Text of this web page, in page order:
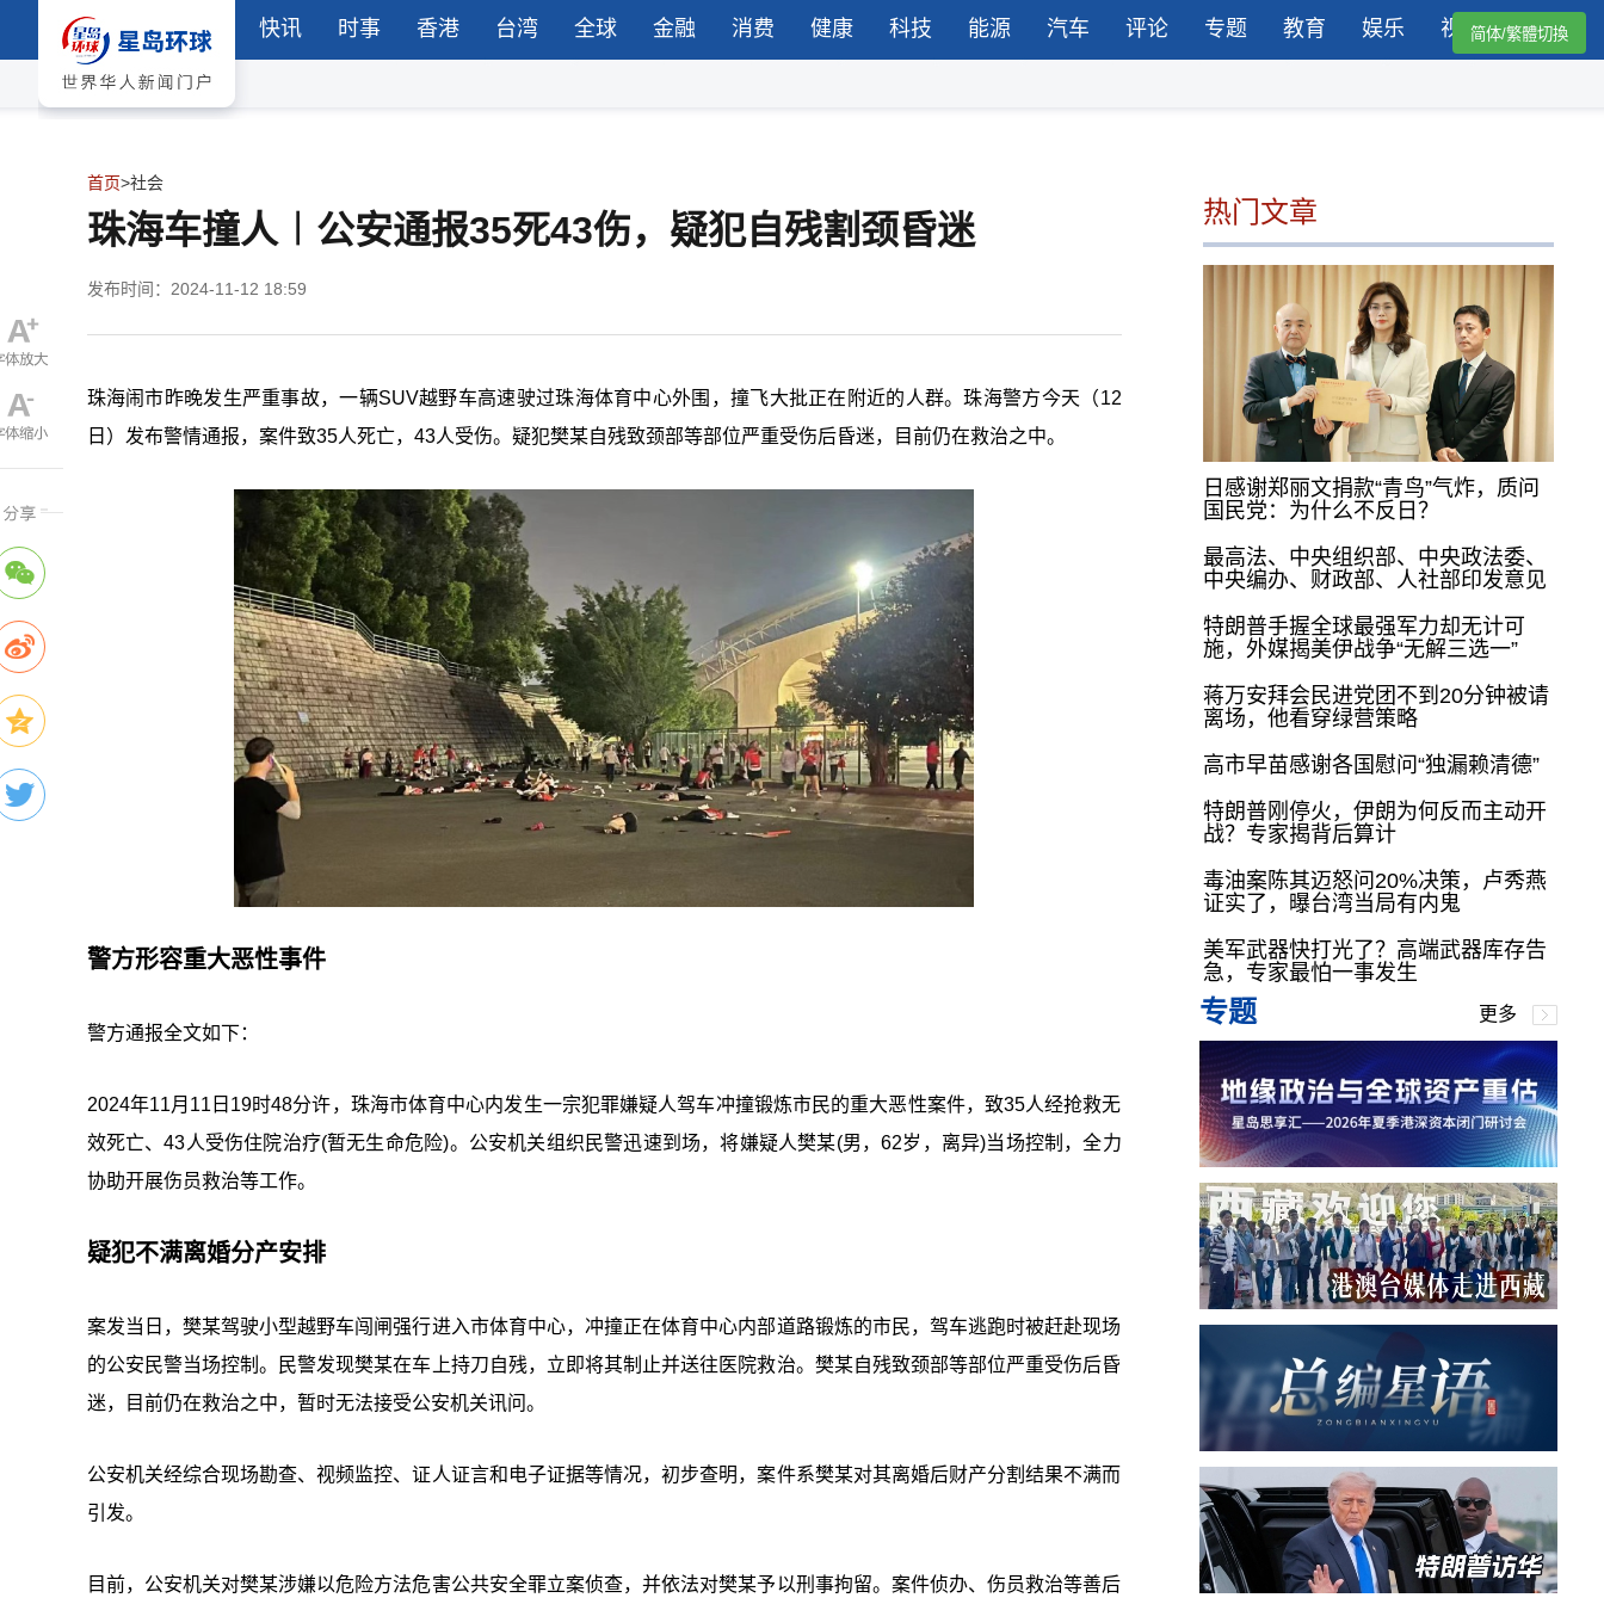
快讯 时事 香港 台湾 全球 金融 消费 健康 科技 能源 汽车 评论 专题 教育 娱乐 视频简体/繁體切換
首页>社会
珠海车撞人︱公安通报35死43伤，疑犯自残割颈昏迷
发布时间：2024-11-12 18:59
珠海闹市昨晚发生严重事故，一辆SUV越野车高速驶过珠海体育中心外围，撞飞大批正在附近的人群。珠海警方今天（12
日）发布警情通报，案件致35人死亡，43人受伤。疑犯樊某自残致颈部等部位严重受伤后昏迷，目前仍在救治之中。
警方形容重大恶性事件
警方通报全文如下：
2024年11月11日19时48分许，珠海市体育中心内发生一宗犯罪嫌疑人驾车冲撞锻炼市民的重大恶性案件，致35人经抢救无
效死亡、43人受伤住院治疗(暂无生命危险)。公安机关组织民警迅速到场，将嫌疑人樊某(男，62岁，离异)当场控制，全力
协助开展伤员救治等工作。
疑犯不满离婚分产安排
案发当日，樊某驾驶小型越野车闯闸强行进入市体育中心，冲撞正在体育中心内部道路锻炼的市民，驾车逃跑时被赶赴现场
的公安民警当场控制。民警发现樊某在车上持刀自残，立即将其制止并送往医院救治。樊某自残致颈部等部位严重受伤后昏
迷，目前仍在救治之中，暂时无法接受公安机关讯问。
公安机关经综合现场勘查、视频监控、证人证言和电子证据等情况，初步查明，案件系樊某对其离婚后财产分割结果不满而
引发。
目前，公安机关对樊某涉嫌以危险方法危害公共安全罪立案侦查，并依法对樊某予以刑事拘留。案件侦办、伤员救治等善后
热门文章
日感谢郑丽文捐款“青鸟”气炸，质问
国民党：为什么不反日？
最高法、中央组织部、中央政法委、
中央编办、财政部、人社部印发意见
特朗普手握全球最强军力却无计可
施，外媒揭美伊战争“无解三选一”
蒋万安拜会民进党团不到20分钟被请
离场，他看穿绿营策略
高市早苗感谢各国慰问“独漏赖清德”
特朗普刚停火，伊朗为何反而主动开
战？专家揭背后算计
毒油案陈其迈怒问20%决策，卢秀燕
证实了，曝台湾当局有内鬼
美军武器快打光了？高端武器库存告
急，专家最怕一事发生
专题 更多